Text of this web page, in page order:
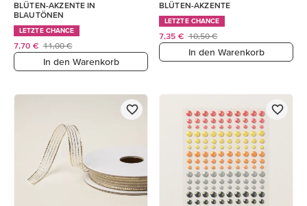
BLÜTEN-AKZENTE IN
BLAUTÖNEN
LETZTE CHANCE
7,70 € 11,00 €
In den Warenkorb
BLÜTEN-AKZENTE
LETZTE CHANCE
7,35 € 10,50 €
In den Warenkorb